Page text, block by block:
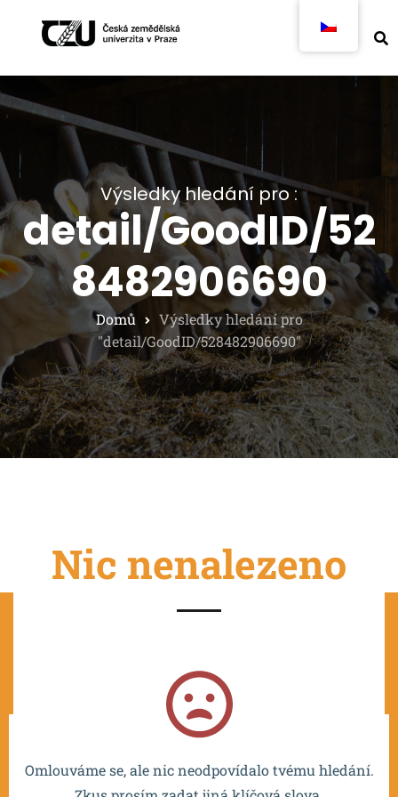
Výsledky hledání pro :
detail/GoodID/52
8482906690
Domů
Výsledky hledání pro
"detail/GoodID/528482906690"
Nic nenalezeno
Omlouváme se, ale nic neodpovídalo tvému hledání.